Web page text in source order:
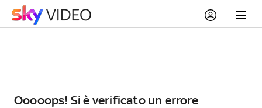
Ooooops! Si è verificato un errore